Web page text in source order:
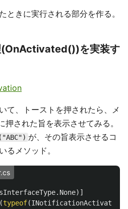
ときに実行される部分を作る。
(OnActivated())を実装す
て、トーストを押されたら、メ
された旨を表示させてみる。
が、その旨表示させるコ
るメソッド。
. None)]
(typeof(